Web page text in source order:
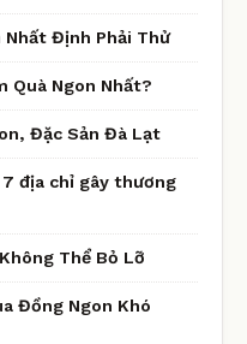
Nhất Định Phải Thử
Quà Ngon Nhất?
Đặc Sản Đà Lạt
7 địa chỉ gây thương
Thể Bỏ Lỡ
Đồng Ngon Khó